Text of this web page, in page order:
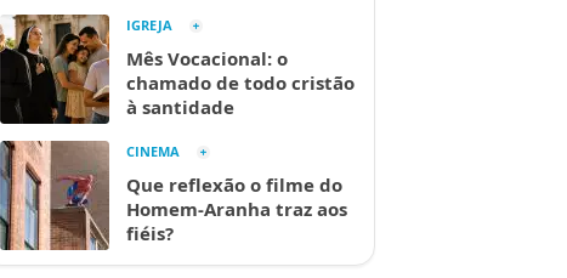
IGREJA
Mês Vocacional: o
chamado de todo cristão
à santidade
CINEMA
Que reflexão o filme do
Homem-Aranha traz aos
fiéis?